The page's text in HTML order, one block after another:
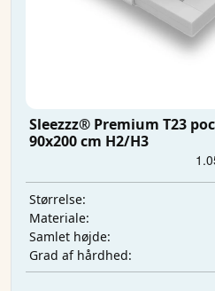
Sleezzz® Premium T23
90x200 cm H2/H3
Størrelse:
Materiale:
Samlet højde:
Grad af hårdhed: